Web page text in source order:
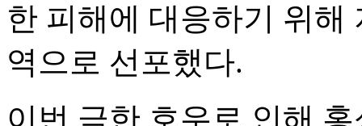
한 피해에 대응하기 위해
역으로 선포했다.
이번 극한 호우로 인해